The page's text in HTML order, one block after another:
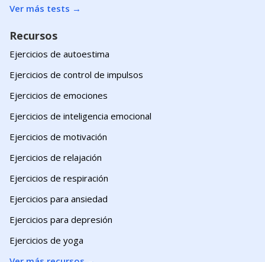
Ver más tests →
Recursos
Ejercicios de autoestima
Ejercicios de control de impulsos
Ejercicios de emociones
Ejercicios de inteligencia emocional
Ejercicios de motivación
Ejercicios de relajación
Ejercicios de respiración
Ejercicios para ansiedad
Ejercicios para depresión
Ejercicios de yoga